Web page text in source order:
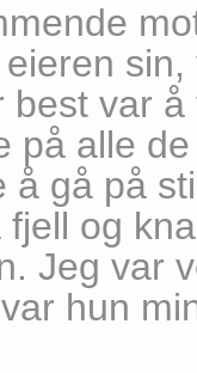
best var
på alle
å gå på
og
Jeg var
hun